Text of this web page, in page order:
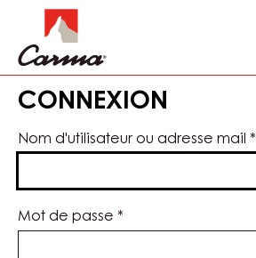
to
main
content
CONNEXION
Nom d'utilisateur ou adresse mail *
Mot de passe *